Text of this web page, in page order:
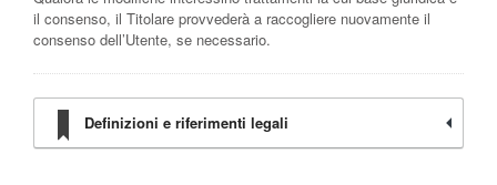
il consenso, il Titolare provvederà a raccogliere nuovamente il
consenso dell’Utente, se necessario.
Definizioni e riferimenti legali